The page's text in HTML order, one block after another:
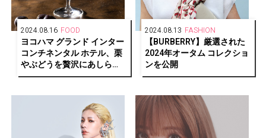
2024.08.16 FOOD
ヨコハマ グランド インター
コンチネンタル ホテル、栗
やぶどうを贅沢にあしら
い“秋”を表現した大人の“秋
2024.08.13 FASHION
【BURBERRY】厳選された
2024年オータム コレクショ
ンを公開